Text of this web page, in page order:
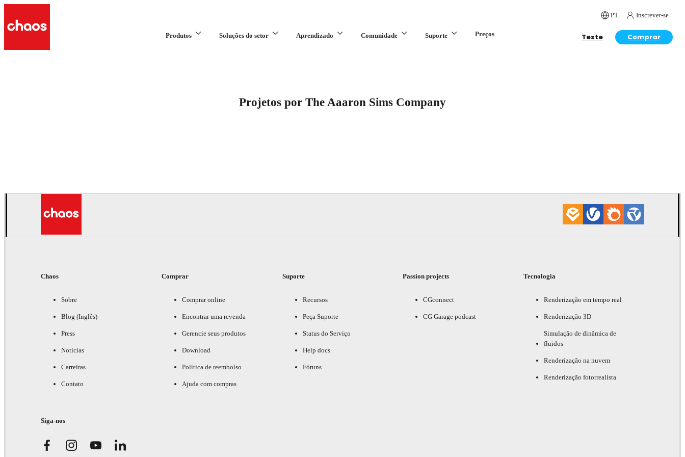
PT Inscrever-se
Produtos Soluções do setor Aprendizado Comunidade Suporte Preços Teste Comprar
Projetos por The Aaaron Sims Company
Chaos
Sobre
Blog (Inglês)
Press
Notícias
Carreiras
Contato
Comprar
Comprar online
Encontrar uma revenda
Gerencie seus produtos
Download
Política de reembolso
Ajuda com compras
Suporte
Recursos
Peça Suporte
Status do Serviço
Help docs
Fóruns
Passion projects
CGconnect
CG Garage podcast
Tecnologia
Renderização em tempo real
Renderização 3D
Simulação de dinâmica de
fluidos
Renderização na nuvem
Renderização fotorrealista
Siga-nos